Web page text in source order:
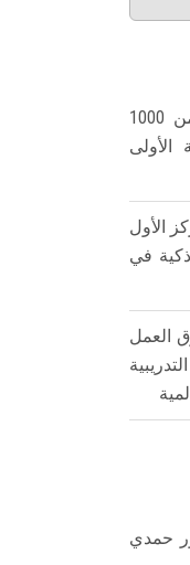
معامل التنسيق الإلكتروني تستقبل أكثر من 1000
الأولى
الأول
في
العمل
حمدي